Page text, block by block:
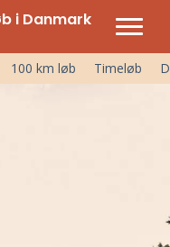
i Danmark
100 km løb Timeløb